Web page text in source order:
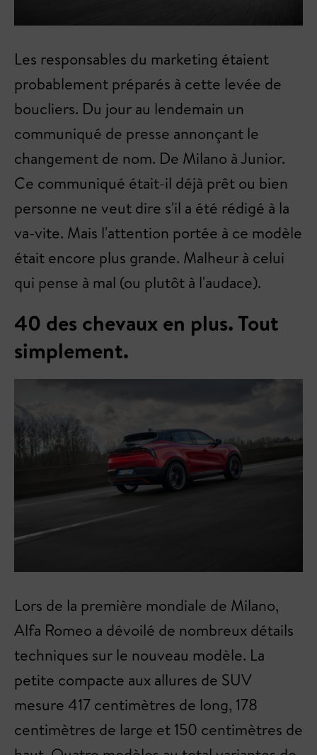
Les responsables du marketing étaient
probablement préparés à cette levée de
boucliers. Du jour au lendemain un
communiqué de presse annonçant le
changement de nom. De Milano à Junior.
Ce communiqué était-il déjà prêt ou bien
personne ne veut dire s'il a été rédigé à la
va-vite. Mais l'attention portée à ce modèle
était encore plus grande. Malheur à celui
qui pense à mal (ou plutôt à l'audace).
40 des chevaux en plus. Tout
simplement.
Lors de la première mondiale de Milano,
Alfa Romeo a dévoilé de nombreux détails
techniques sur le nouveau modèle. La
petite compacte aux allures de SUV
mesure 417 centimètres de long, 178
centimètres de large et 150 centimètres de